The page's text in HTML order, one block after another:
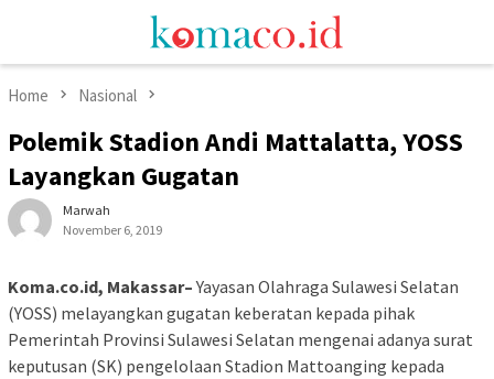
Menu
Home Nasional
Polemik Stadion Andi Mattalatta, YOSS
Layangkan Gugatan
Marwah
November 6, 2019
Koma.co.id, Makassar–Yayasan Olahraga Sulawesi Selatan
(YOSS) melayangkan gugatan keberatan kepada pihak
Pemerintah Provinsi Sulawesi Selatan mengenai adanya surat
keputusan (SK) pengelolaan Stadion Mattoanging kepada